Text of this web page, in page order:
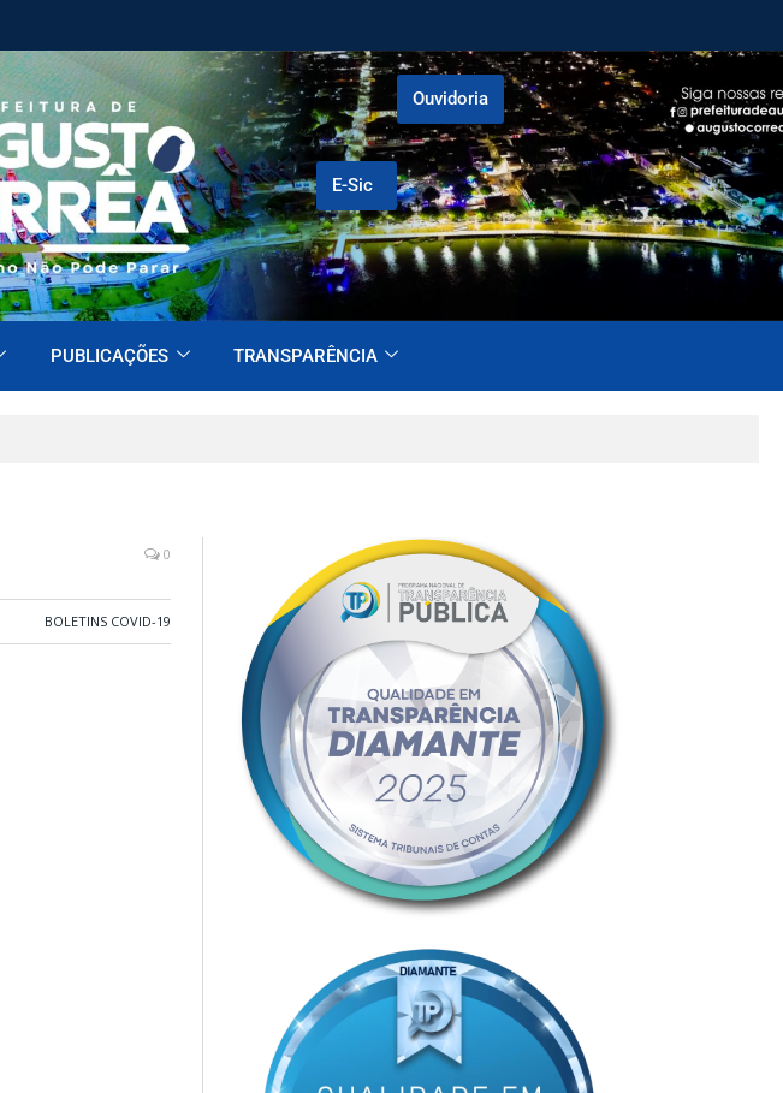
E-Sic
Ouvidoria
PUBLICAÇÕES TRANSPARÊNCIA
0
BOLETINS COVID-19